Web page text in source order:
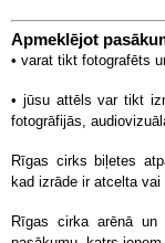
Apmeklējot
• varat tikt fotografēts
• jūsu attēls var tikt
fotogrāfijās,
Rīgas cirks biļetes
kad izrāde ir atcelta
Rīgas cirka arēnā